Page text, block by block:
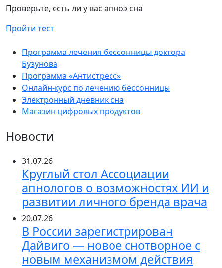
Проверьте, есть ли у вас апноэ сна
Пройти тест
Программа лечения бессонницы доктора
Бузунова
Программа «Антистресс»
Онлайн-курс по лечению бессонницы
Электронный дневник сна
Магазин цифровых продуктов
Новости
31.07.26
Круглый стол Ассоциации
апнологов о возможностях ИИ и
развитии личного бренда врача
20.07.26
В России зарегистрирован
Дайвиго — новое снотворное с
новым механизмом действия